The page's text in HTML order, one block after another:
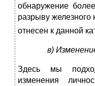
обнаружение
разрыву железного
отнесен к данной
в)
Здесь мы
изменения